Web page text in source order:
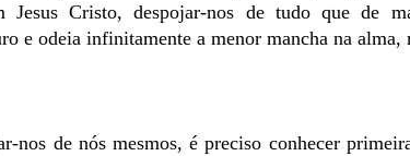
Jesus Cristo, despojar-nos de tudo que de
e odeia infinitamente a menor mancha na
nos de nós mesmos, é preciso conhecer